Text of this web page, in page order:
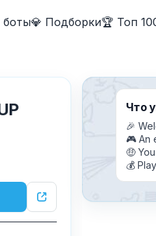
боты💎 Подборки🏆 Топ
Что
🎉
🎮 An
🤑
💰